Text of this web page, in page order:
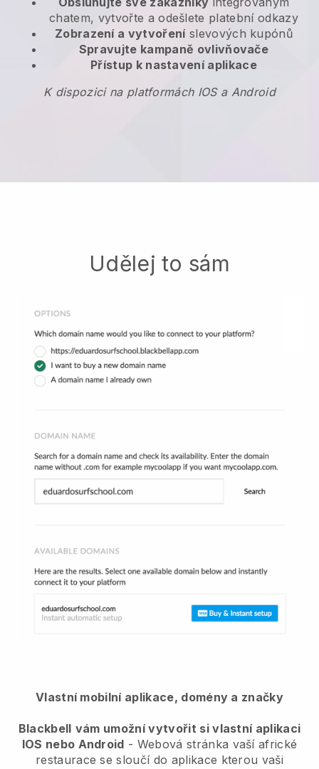
chatem, vytvořte a odešlete platební odkazy
Zobrazení a vytvořeníslevových kupónů
Spravujte kampaně ovlivňovače
Přístup k nastavení aplikace
K dispozici na platformách IOS a Android
Udělej to sám
Vlastní mobilní aplikace, domény a značky
Blackbell vám umožní vytvořit si vlastní aplikaci
IOS nebo Android - Webová stránka vaší africké
restaurace se sloučí do aplikace kterou vaši